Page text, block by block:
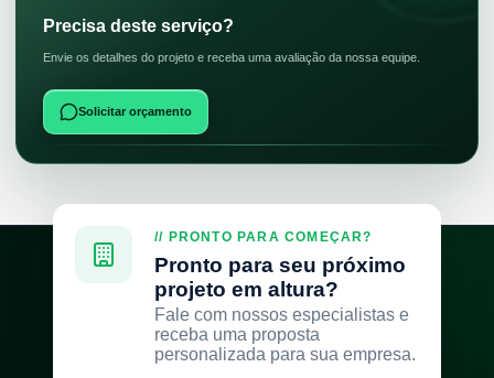
Precisa deste serviço?
Envie os detalhes do projeto e receba uma avaliação da nossa equipe.
Solicitar orçamento
// PRONTO PARA COMEÇAR?
Pronto para seu próximo
projeto em altura?
Fale com nossos especialistas e
receba uma proposta
personalizada para sua empresa.